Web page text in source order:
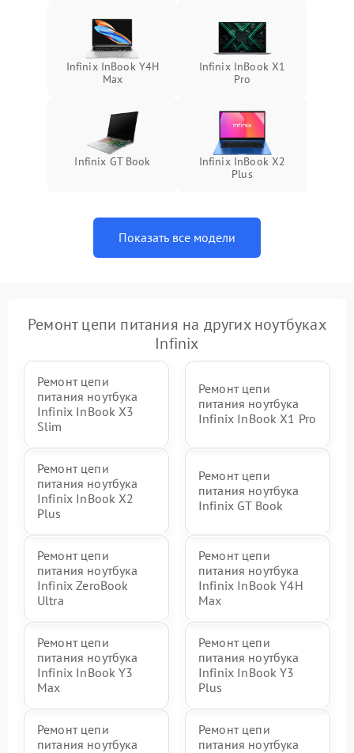
Infinix InBook Y4H
Max
Infinix InBook X1
Pro
Infinix GT Book
Infinix InBook X2
Plus
Показать все модели
Ремонт цепи питания на других ноутбуках
Infinix
Ремонт цепи
питания ноутбука
Infinix InBook X3
Slim
Ремонт цепи
питания ноутбука
Infinix InBook X1 Pro
Ремонт цепи
питания ноутбука
Infinix InBook X2
Plus
Ремонт цепи
питания ноутбука
Infinix GT Book
Ремонт цепи
питания ноутбука
Infinix ZeroBook
Ultra
Ремонт цепи
питания ноутбука
Infinix InBook Y4H
Max
Ремонт цепи
питания ноутбука
Infinix InBook Y3
Max
Ремонт цепи
питания ноутбука
Infinix InBook Y3
Plus
Ремонт цепи
питания ноутбука
Ремонт цепи
питания ноутбука